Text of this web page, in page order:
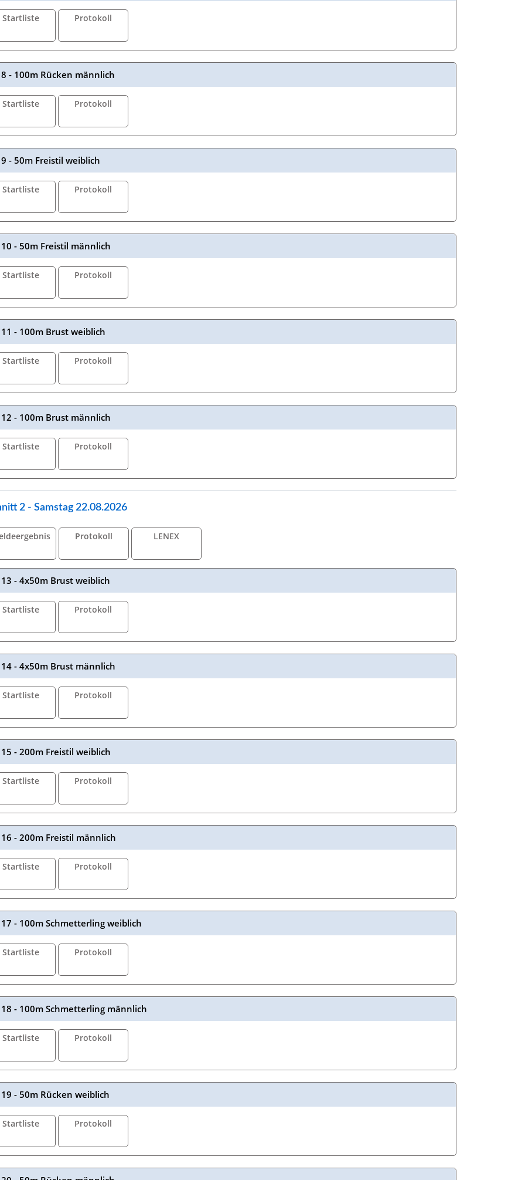
Startliste Protokoll
- 100m Rücken männlich
Startliste Protokoll
- 50m Freistil weiblich
Startliste Protokoll
- 50m Freistil männlich
Startliste Protokoll
- 100m Brust weiblich
Startliste Protokoll
- 100m Brust männlich
Startliste Protokoll
2 - Samstag 22.08.2026
Protokoll LENEX
- 4x50m Brust weiblich
Startliste Protokoll
- 4x50m Brust männlich
Startliste Protokoll
- 200m Freistil weiblich
Startliste Protokoll
- 200m Freistil männlich
Startliste Protokoll
- 100m Schmetterling weiblich
Startliste Protokoll
- 100m Schmetterling männlich
Startliste Protokoll
- 50m Rücken weiblich
Startliste Protokoll